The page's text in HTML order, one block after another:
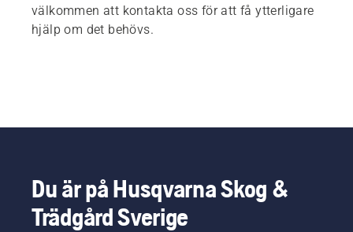
välkommen att kontakta oss för att få ytterligare
hjälp om det behövs.
Du är på Husqvarna Skog &
Trädgård Sverige